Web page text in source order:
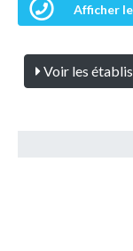
Afficher
Voir les